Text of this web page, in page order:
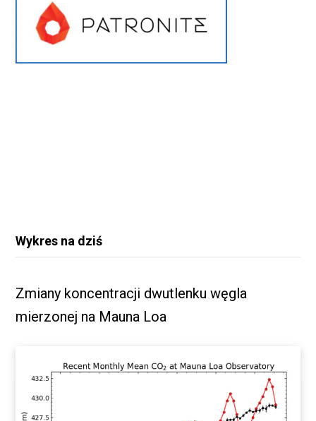
Wykres na dziś
Zmiany koncentracji dwutlenku węgla
mierzonej na Mauna Loa